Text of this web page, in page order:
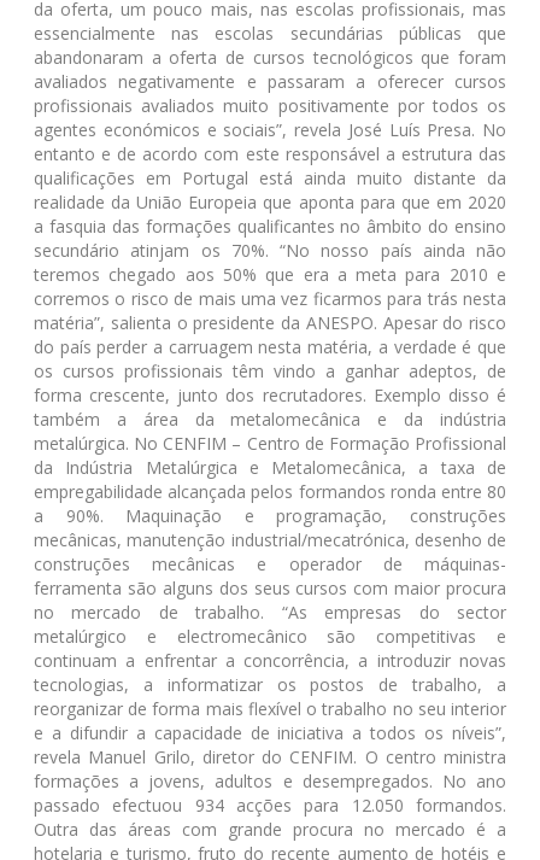
da oferta, um pouco mais, nas escolas profissionais, mas
essencialmente nas escolas secundárias públicas que
abandonaram a oferta de cursos tecnológicos que foram
avaliados negativamente e passaram a oferecer cursos
profissionais avaliados muito positivamente por todos os
agentes económicos e sociais”, revela José Luís Presa. No
entanto e de acordo com este responsável a estrutura das
qualificações em Portugal está ainda muito distante da
realidade da União Europeia que aponta para que em 2020
a fasquia das formações qualificantes no âmbito do ensino
secundário atinjam os 70%. “No nosso país ainda não
teremos chegado aos 50% que era a meta para 2010 e
corremos o risco de mais uma vez ficarmos para trás nesta
matéria”, salienta o presidente da ANESPO. Apesar do risco
do país perder a carruagem nesta matéria, a verdade é que
os cursos profissionais têm vindo a ganhar adeptos, de
forma crescente, junto dos recrutadores. Exemplo disso é
também a área da metalomecânica e da indústria
metalúrgica. No CENFIM – Centro de Formação Profissional
da Indústria Metalúrgica e Metalomecânica, a taxa de
empregabilidade alcançada pelos formandos ronda entre 80
a 90%. Maquinação e programação, construções
mecânicas, manutenção industrial/mecatrónica, desenho de
construções mecânicas e operador de máquinas-
ferramenta são alguns dos seus cursos com maior procura
no mercado de trabalho. “As empresas do sector
metalúrgico e electromecânico são competitivas e
continuam a enfrentar a concorrência, a introduzir novas
tecnologias, a informatizar os postos de trabalho, a
reorganizar de forma mais flexível o trabalho no seu interior
e a difundir a capacidade de iniciativa a todos os níveis”,
revela Manuel Grilo, diretor do CENFIM. O centro ministra
formações a jovens, adultos e desempregados. No ano
passado efectuou 934 acções para 12.050 formandos.
Outra das áreas com grande procura no mercado é a
hotelaria e turismo, fruto do recente aumento de hotéis e